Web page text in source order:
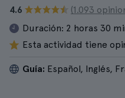
4.6
(1.093
Duración: 2 horas 30
Esta actividad tiene
Guía: Español, Inglés,